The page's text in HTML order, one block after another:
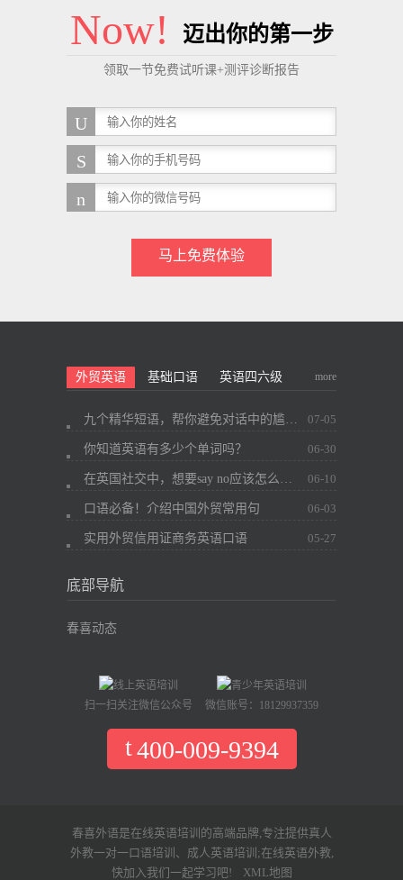
Now! 迈出你的第一步
领取一节免费试听课+测评诊断报告
马上免费体验
外贸英语 基础口语 英语四六级 more
07-05
你知道英语有多少个单词吗？ 06-30
06-10
口语必备！介绍中国外贸常用句 06-03
实用外贸信用证商务英语口语 05-27
底部导航
春喜动态
扫一扫关注微信公众号 微信账号：18129937359
400-009-9394
春喜外语是在线英语培训的高端品牌,专注提供真人
外教一对一口语培训、成人英语培训;在线英语外教,
快加入我们一起学习吧! XML地图